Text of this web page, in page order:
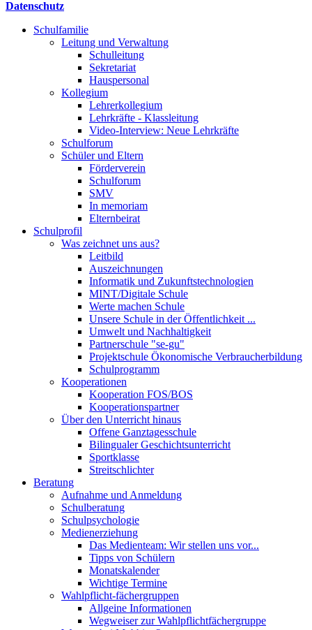
Datenschutz
Schulfamilie
Leitung und Verwaltung
Schulleitung
Sekretariat
Hauspersonal
Kollegium
Lehrerkollegium
Lehrkräfte - Klassleitung
Video-Interview: Neue Lehrkräfte
Schulforum
Schüler und Eltern
Förderverein
Schulforum
SMV
In memoriam
Elternbeirat
Schulprofil
Was zeichnet uns aus?
Leitbild
Auszeichnungen
Informatik und Zukunftstechnologien
MINT/Digitale Schule
Werte machen Schule
Unsere Schule in der Öffentlichkeit ...
Umwelt und Nachhaltigkeit
Partnerschule "se-gu"
Projektschule Ökonomische Verbraucherbildung
Schulprogramm
Kooperationen
Kooperation FOS/BOS
Kooperationspartner
Über den Unterricht hinaus
Offene Ganztagesschule
Bilingualer Geschichtsunterricht
Sportklasse
Streitschlichter
Beratung
Aufnahme und Anmeldung
Schulberatung
Schulpsychologie
Medienerziehung
Das Medienteam: Wir stellen uns vor...
Tipps von Schülern
Monatskalender
Wichtige Termine
Wahlpflicht-fächergruppen
Allgeine Informationen
Wegweiser zur Wahlpflichtfächergruppe